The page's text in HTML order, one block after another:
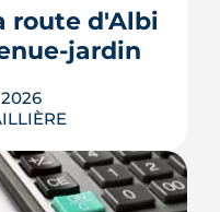
les règles.
route d'Albi
jardin